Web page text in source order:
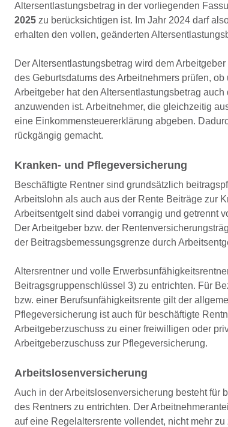
Altersentlastungsbetrag in der vorliegenden
2025 zu berücksichtigen ist. Im Jahr 2024 darf
erhalten den vollen, geänderten
Der Altersentlastungsbetrag wird dem
des Geburtsdatums des Arbeitnehmers prüfen,
Arbeitgeber hat den Altersentlastungsbetrag
anzuwenden ist. Arbeitnehmer, die gleichzeitig
eine Einkommensteuererklärung abgeben.
rückgängig gemacht.
Kranken- und Pflegeversicherung
Beschäftigte Rentner sind grundsätzlich
Arbeitslohn als auch aus der Rente Beiträge zur
Arbeitsentgelt sind dabei vorrangig und getrennt
Der Arbeitgeber bzw. der
der Beitragsbemessungsgrenze durch
Altersrentner und volle
Beitragsgruppenschlüssel 3) zu entrichten. Für
bzw. einer Berufsunfähigkeitsrente gilt der
Pflegeversicherung ist auch für beschäftigte
Arbeitgeberzuschuss zu einer freiwilligen oder
Arbeitgeberzuschuss zur Pflegeversicherung.
Arbeitslosenversicherung
Auch in der Arbeitslosenversicherung besteht für
des Rentners zu entrichten. Der
auf eine Regelaltersrente vollendet, nicht mehr